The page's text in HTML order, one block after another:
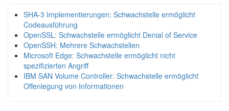
SHA-3 Implementierungen: Schwachstelle ermöglicht
Codeausführung
OpenSSL: Schwachstelle ermöglicht Denial of Service
OpenSSH: Mehrere Schwachstellen
Microsoft Edge: Schwachstelle ermöglicht nicht
spezifizierten Angriff
IBM SAN Volume Controller: Schwachstelle ermöglicht
Offenlegung von Informationen